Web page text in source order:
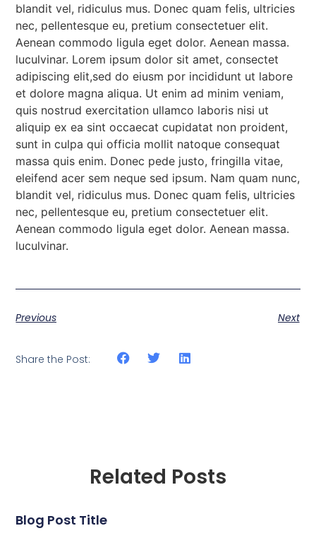
blandit vel, ridiculus mus. Donec quam felis, ultricies
nec, pellentesque eu, pretium consectetuer elit.
Aenean commodo ligula eget dolor. Aenean massa.
luculvinar. Lorem ipsum dolor sit amet, consectet
adipiscing elit,sed do eiusm por incididunt ut labore
et dolore magna aliqua. Ut enim ad minim veniam,
quis nostrud exercitation ullamco laboris nisi ut
aliquip ex ea sint occaecat cupidatat non proident,
sunt in culpa qui officia mollit natoque consequat
massa quis enim. Donec pede justo, fringilla vitae,
eleifend acer sem neque sed ipsum. Nam quam nunc,
blandit vel, ridiculus mus. Donec quam felis, ultricies
nec, pellentesque eu, pretium consectetuer elit.
Aenean commodo ligula eget dolor. Aenean massa.
luculvinar.
Previous Next
Share the Post:
Related Posts
Blog Post Title